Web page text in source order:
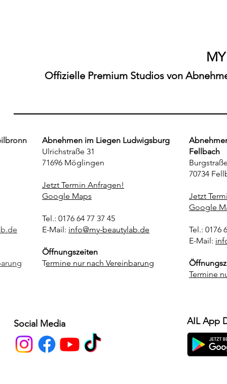
Offizielle Premium Studios von
Abnehmen im Liegen Ludwigsburg
Ulrichstraße 31
71696 Möglingen
Jetzt Termin Anfragen!
Google Maps
Tel.: 0176 64 77 37 45
E-Mail: info@my-beautylab.de
Öffnungszeiten
Termine nur nach Vereinbarung
Fellbach
70734
Jetzt
Google
Tel.: 0176
E-Mail:
Termine
Social Media AIL App